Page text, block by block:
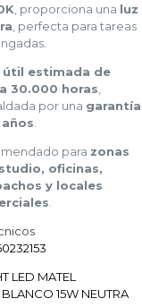
, proporciona una luz
, perfecta para tareas
útil estimada de
30.000 horas
por una garantía
para zonas
oficinas,
y locales
LED MATEL
15W NEUTRA